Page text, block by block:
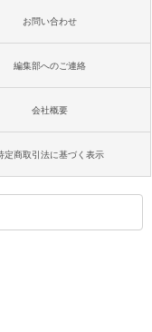
お問い合わせ
編集部へのご連絡
会社概要
定商取引法に基づく表示